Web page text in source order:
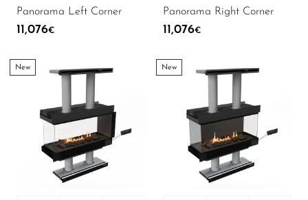
Panorama Left Corner
11,076€
Panorama Right Corner
11,076€
New New